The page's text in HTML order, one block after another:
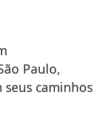
Paulo,
seus caminhos